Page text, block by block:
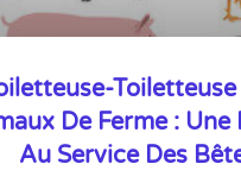
De Ferme : Une
Au Service Des